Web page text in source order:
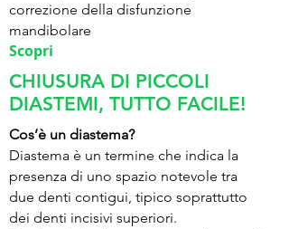
correzione della disfunzione
mandibolare
Scopri
CHIUSURA DI PICCOLI
DIASTEMI, TUTTO FACILE!
Cos’è un diastema?
Diastema è un termine che indica la
presenza di uno spazio notevole tra
due denti contigui, tipico soprattutto
dei denti incisivi superiori.